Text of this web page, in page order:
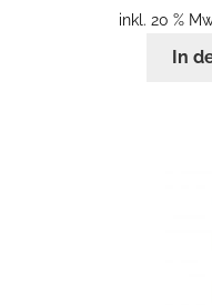
inkl. 20 %
In